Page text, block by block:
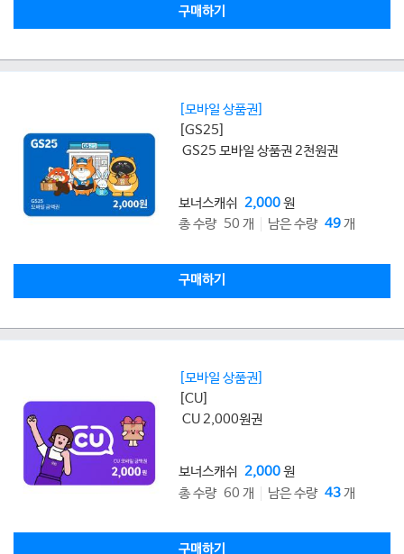
구매하기
[모바일 상품권]
[GS25]
GS25 모바일 상품권 2천원권
보너스캐쉬 2,000원
총 수량 50 개
남은 수량 49개
구매하기
[모바일 상품권]
[CU]
CU 2,000원권
보너스캐쉬 2,000원
총 수량 60 개
남은 수량 43개
구매하기